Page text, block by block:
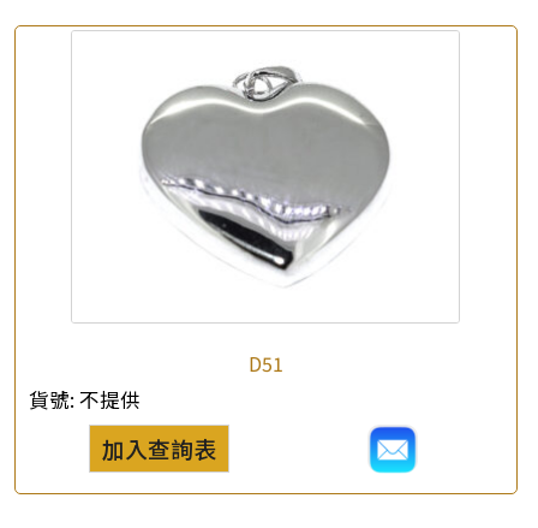
D51
貨號: 不提供
加入查詢表